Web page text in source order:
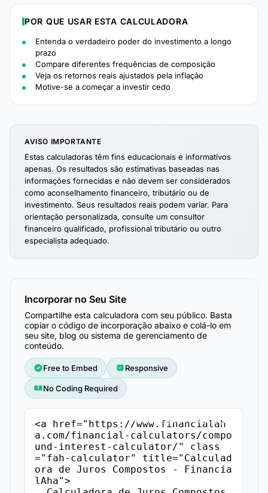
POR QUE USAR ESTA CALCULADORA
Entenda o verdadeiro poder do investimento a longo
prazo
Compare diferentes frequências de composição
Veja os retornos reais ajustados pela inflação
Motive-se a começar a investir cedo
AVISO IMPORTANTE
Estas calculadoras têm fins educacionais e informativos
apenas. Os resultados são estimativas baseadas nas
informações fornecidas e não devem ser considerados
como aconselhamento financeiro, tributário ou de
investimento. Seus resultados reais podem variar. Para
orientação personalizada, consulte um consultor
financeiro qualificado, profissional tributário ou outro
especialista adequado.
Incorporar no Seu Site
Compartilhe esta calculadora com seu público. Basta
copiar o código de incorporação abaixo e colá-lo em
seu site, blog ou sistema de gerenciamento de
conteúdo.
Free to Embed Responsive
No Coding Required
<a href="https://www.financialah
a.com/financial-calculators/compo
und-interest-calculator/" class
="fah-calculator" title="Calculad
ora de Juros Compostos - Financia
lAha">
Copiar Código de Incorporação